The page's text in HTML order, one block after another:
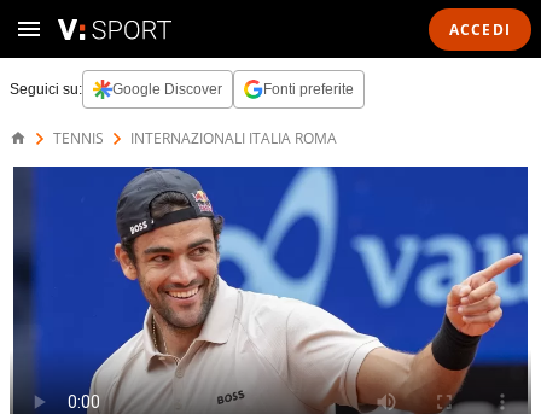
ACCEDI
Seguici su: Google Discover Fonti preferite
TENNIS INTERNAZIONALI ITALIA ROMA